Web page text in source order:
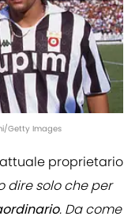
Getty Images
proprietario
dire solo che per
. Da come